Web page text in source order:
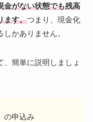
金がない状態でも残高
ます。つまり、現金化
かありません。
簡単に説明しましょ
の申込み